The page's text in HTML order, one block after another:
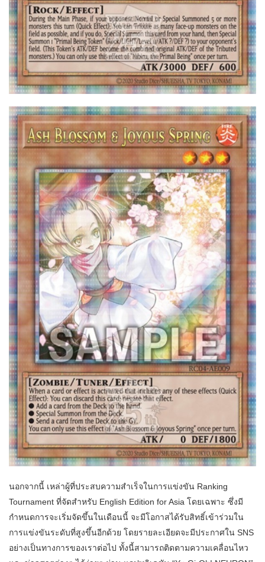
​นอกจากนี้ เหล่าผู้ที่ประสบความสำเร็จในการแข่งขัน Ranking
Tournament ที่จัดสำหรับ English Edition for Asia โดยเฉพาะ ซึ่งมี
กำหนดการจะเริ่มจัดขึ้นในเดือนนี้ จะมีโอกาสได้รับสิทธิ์เข้าร่วมใน
การแข่งขันระดับที่สูงขึ้นอีกด้วย โดยรายละเอียดจะมีประกาศใน SNS
อย่างเป็นทางการของเราต่อไป ทั้งนี้สามารถติดตามความเคลื่อนไหว